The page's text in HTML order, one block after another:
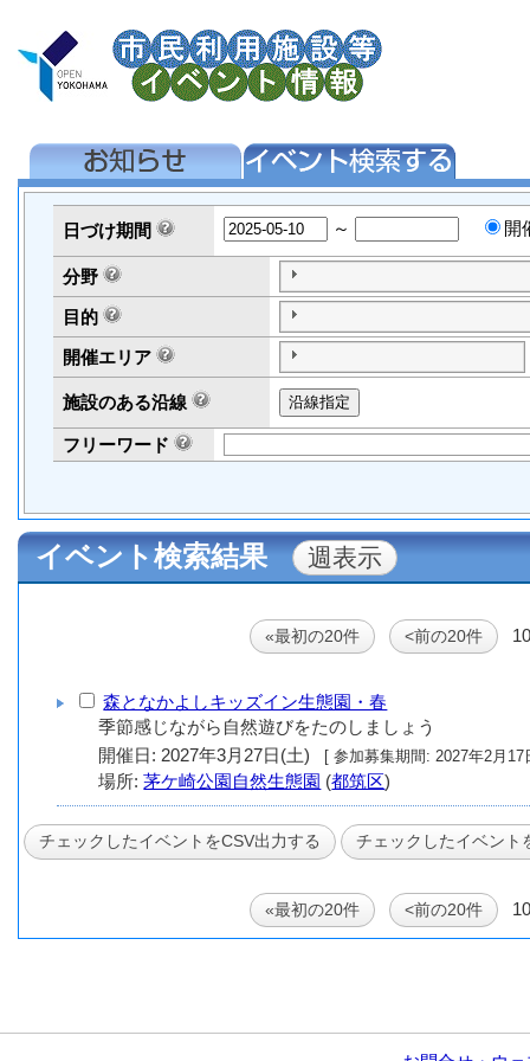
日づけ期間 ～ 開
分野
目的
開催エリア
施設のある沿線
フリーワード
イベント検索結果
«最初の20件 <前の20件
森となかよしキッズイン生態園・春
季節感じながら自然遊びをたのしましょう
[ 参加募集期間:
場所:茅ケ崎公園自然生態園 (都筑区)
«最初の20件 <前の20件